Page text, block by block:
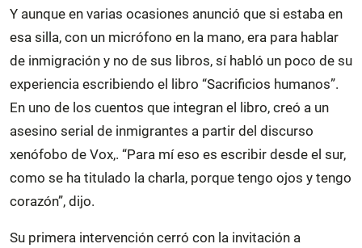
Y aunque en varias ocasiones anunció que si estaba en
esa silla, con un micrófono en la mano, era para hablar
de inmigración y no de sus libros, sí habló un poco de su
experiencia escribiendo el libro “Sacrificios humanos”.
En uno de los cuentos que integran el libro, creó a un
asesino serial de inmigrantes a partir del discurso
xenófobo de Vox,. “Para mí eso es escribir desde el sur,
como se ha titulado la charla, porque tengo ojos y tengo
corazón”, dijo.
Su primera intervención cerró con la invitación a